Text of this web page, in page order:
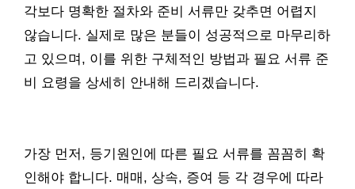
각보다 명확한 절차와 준비 서류만 갖추면 어렵지
않습니다. 실제로 많은 분들이 성공적으로 마무리하
고 있으며, 이를 위한 구체적인 방법과 필요 서류 준
비 요령을 상세히 안내해 드리겠습니다.
가장 먼저, 등기원인에 따른 필요 서류를 꼼꼼히 확
인해야 합니다. 매매, 상속, 증여 등 각 경우에 따라